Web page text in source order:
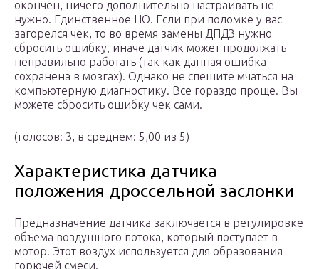
окончен, ничего дополнительно настраивать не
нужно. Единственное НО. Если при поломке у вас
загорелся чек, то во время замены ДПДЗ нужно
сбросить ошибку, иначе датчик может продолжать
неправильно работать (так как данная ошибка
сохранена в мозгах). Однако не спешите мчаться на
компьютерную диагностику. Все гораздо проще. Вы
можете сбросить ошибку чек сами.
(голосов: 3, в среднем: 5,00 из 5)
Характеристика датчика
положения дроссельной заслонки
Предназначение датчика заключается в регулировке
объема воздушного потока, который поступает в
мотор. Этот воздух используется для образования
горючей смеси.